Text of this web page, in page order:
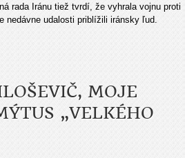
rada Iránu tiež tvrdí, že vyhrala vojnu proti
nedávne udalosti priblížili iránsky ľud.
MOJE
„VELKÉHO